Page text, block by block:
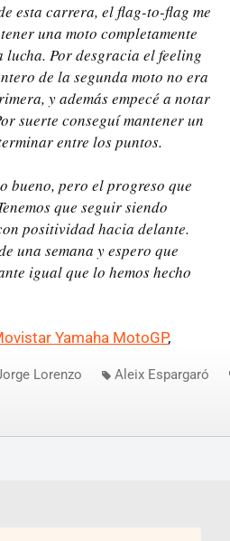
esta carrera, elflag-to-flag me
una moto completamente
Por desgracia elfeeling
de la segunda moto no era
y además empecé a notar
suerte conseguí mantener un
entre los puntos.
bueno, pero el progreso que
que seguir siendo
positividad hacia delante.
una semana y espero que
igual que lo hemos hecho
Yamaha MotoGP,
Lorenzo Aleix Espargaró